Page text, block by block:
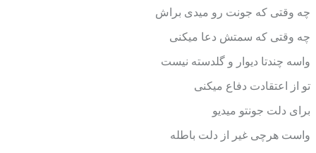
چه وقتی که جونت رو میدی براش
چه وقتی که سمتش دعا میکنی
واسه چندتا دیوار و گلدسته نیست
تو از اعتقادت دفاع میکنی
برای دلت جونتو میدیو
واست هرچی غیر از دلت باطله